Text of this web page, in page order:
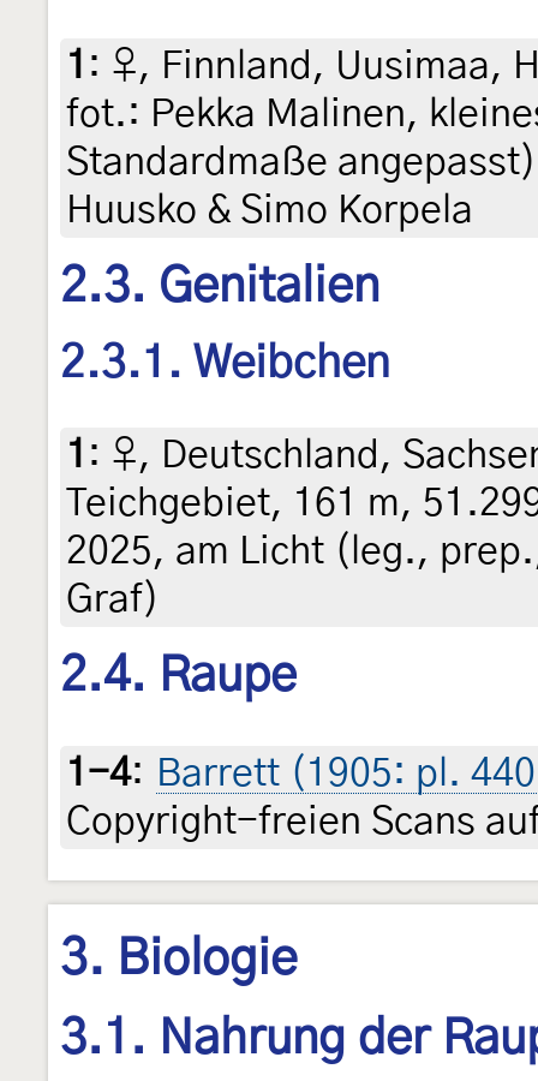
1 : ♀, Finnland, Uusimaa,
fot.: Pekka Malinen,
Standardmaße
Huusko & Simo Korpela
2.3. Genitalien
2.3.1. Weibchen
1 : ♀, Deutschland,
Teichgebiet, 161 m,
2025, am Licht (leg.,
Graf)
2.4. Raupe
1-4: Barrett (1905: pl.
Copyright-freien Scans
3. Biologie
3.1. Nahrung der